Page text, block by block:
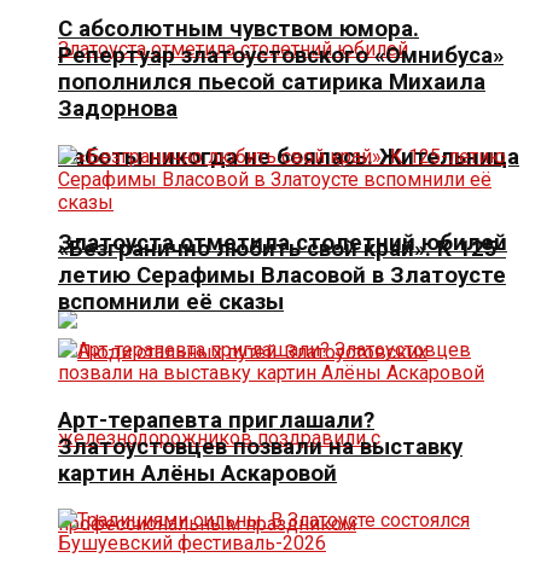
Работы никогда не боялась. Жительница
Златоуста отметила столетний юбилей
С абсолютным чувством юмора.
Репертуар златоустовского «Омнибуса»
пополнился пьесой сатирика Михаила
Задорнова
«Безгранично любить свой край». К 125-
летию Серафимы Власовой в Златоусте
вспомнили её сказы
Арт-терапевта приглашали?
Златоустовцев позвали на выставку
картин Алёны Аскаровой